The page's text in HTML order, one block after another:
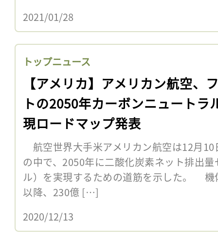
2021/01/28
トップニュース
【アメリカ】アメリカン航空、
トの2050年カーボンニュートラ
現ロードマップ発表
航空世界大手米アメリカン航空は12月10
の中で、2050年に二酸化炭素ネット排出
ル）を実現するための道筋を示した。 機
以降、230億 […]
2020/12/13